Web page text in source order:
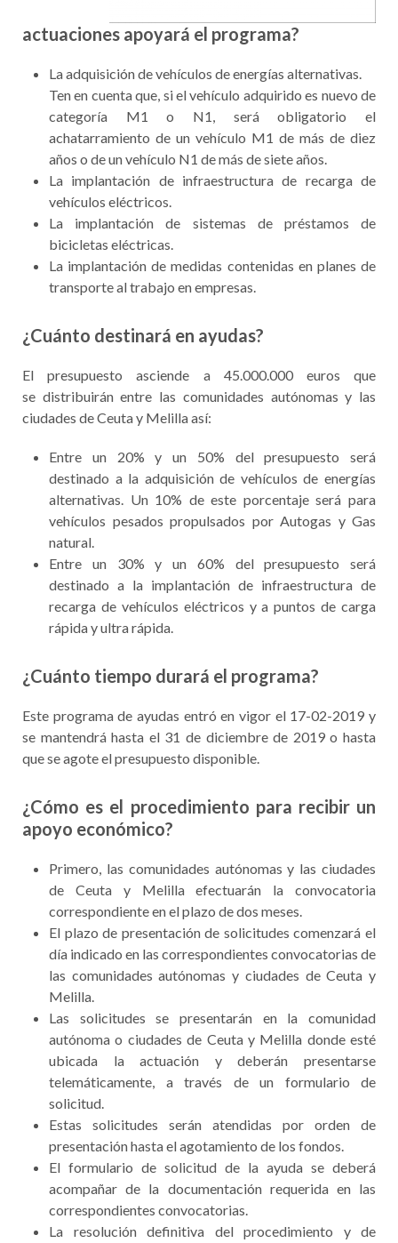
actuaciones apoyará el programa?
La adquisición de vehículos de energías alternativas.
Ten en cuenta que, si el vehículo adquirido es nuevo de
categoría M1 o N1, será obligatorio el
achatarramiento de un vehículo M1 de más de diez
años o de un vehículo N1 de más de siete años.
La implantación de infraestructura de recarga de
vehículos eléctricos.
La implantación de sistemas de préstamos de
bicicletas eléctricas.
La implantación de medidas contenidas en planes de
transporte al trabajo en empresas.
¿Cuánto destinará en ayudas?
El presupuesto asciende a 45.000.000 euros que
se distribuirán entre las comunidades autónomas y las
ciudades de Ceuta y Melilla así:
Entre un 20% y un 50% del presupuesto será
destinado a la adquisición de vehículos de energías
alternativas. Un 10% de este porcentaje será para
vehículos pesados propulsados por Autogas y Gas
natural.
Entre un 30% y un 60% del presupuesto será
destinado a la implantación de infraestructura de
recarga de vehículos eléctricos y a puntos de carga
rápida y ultra rápida.
¿Cuánto tiempo durará el programa?
Este programa de ayudas entró en vigor el 17-02-2019 y
se mantendrá hasta el 31 de diciembre de 2019 o hasta
que se agote el presupuesto disponible.
¿Cómo es el procedimiento para recibir un
apoyo económico?
Primero, las comunidades autónomas y las ciudades
de Ceuta y Melilla efectuarán la convocatoria
correspondiente en el plazo de dos meses.
El plazo de presentación de solicitudes comenzará el
día indicado en las correspondientes convocatorias de
las comunidades autónomas y ciudades de Ceuta y
Melilla.
Las solicitudes se presentarán en la comunidad
autónoma o ciudades de Ceuta y Melilla donde esté
ubicada la actuación y deberán presentarse
telemáticamente, a través de un formulario de
solicitud.
Estas solicitudes serán atendidas por orden de
presentación hasta el agotamiento de los fondos.
El formulario de solicitud de la ayuda se deberá
acompañar de la documentación requerida en las
correspondientes convocatorias.
La resolución definitiva del procedimiento y de